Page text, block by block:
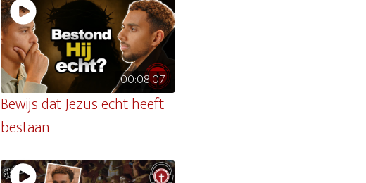
00:08:07
Bewijs dat Jezus echt heeft
bestaan